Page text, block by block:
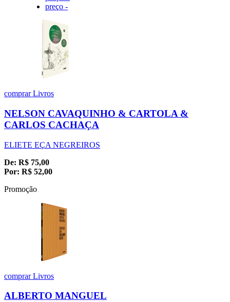
preço -
comprarLivros
NELSON CAVAQUINHO & CARTOLA &
CARLOS CACHAÇA
ELIETE EÇA NEGREIROS
De: R$ 75,00
Por: R$ 52,00
Promoção
comprarLivros
ALBERTO MANGUEL